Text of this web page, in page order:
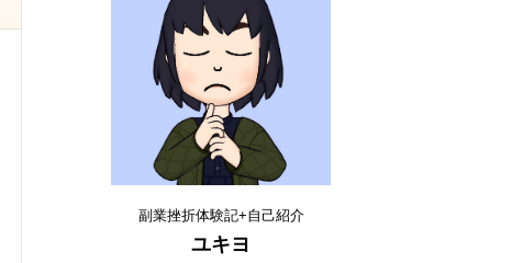
副業挫折体験記+自己紹介
ユキヨ